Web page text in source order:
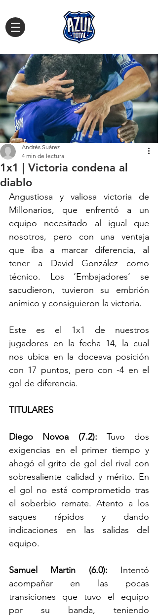
1x1 | Victoria condena al
diablo
Andrés Suárez
4 min de lectura
Angustiosa y valiosa victoria de
Millonarios, que enfrentó a un
equipo necesitado al igual que
nosotros, pero con una ventaja
que iba a marcar diferencia, al
tener a David González como
técnico. Los ‘Embajadores’ se
sacudieron, tuvieron su embrión
anímico y consiguieron la victoria.
Este es el 1x1 de nuestros
jugadores en la fecha 14, la cual
nos ubica en la doceava posición
con 17 puntos, pero con -4 en el
gol de diferencia.
TITULARES
Diego Novoa (7.2): Tuvo dos
exigencias en el primer tiempo y
ahogó el grito de gol del rival con
sobresaliente calidad y mérito. En
el gol no está comprometido tras
el soberbio remate. Atento a los
saques rápidos y dando
indicaciones en las salidas del
equipo.
Samuel Martin (6.0): Intentó
acompañar en las pocas
transiciones que tuvo el equipo
por su banda, teniendo